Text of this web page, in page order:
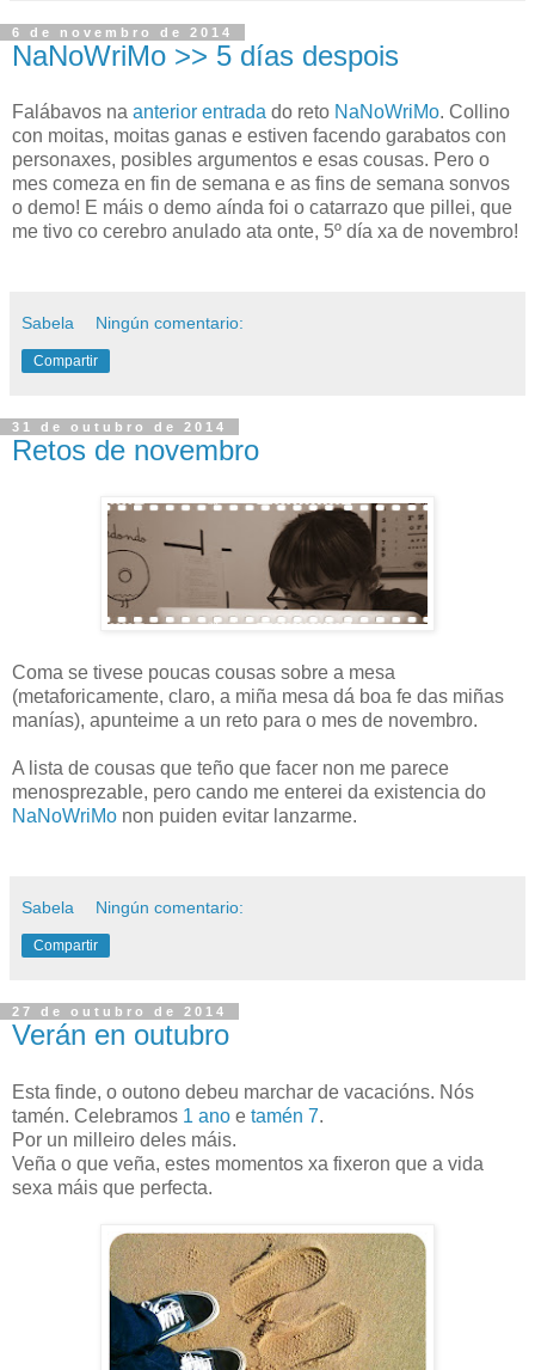
6 de novembro de 2014
NaNoWriMo >> 5 días despois
Falábavos na anterior entrada do reto NaNoWriMo. Collino
con moitas, moitas ganas e estiven facendo garabatos con
personaxes, posibles argumentos e esas cousas. Pero o
mes comeza en fin de semana e as fins de semana sonvos
o demo! E máis o demo aínda foi o catarrazo que pillei, que
me tivo co cerebro anulado ata onte, 5º día xa de novembro!
Sabela Ningún comentario:
Compartir
31 de outubro de 2014
Retos de novembro
Coma se tivese poucas cousas sobre a mesa
(metaforicamente, claro, a miña mesa dá boa fe das miñas
manías), apunteime a un reto para o mes de novembro.
A lista de cousas que teño que facer non me parece
menosprezable, pero cando me enterei da existencia do
NaNoWriMo non puiden evitar lanzarme.
Sabela Ningún comentario:
Compartir
27 de outubro de 2014
Verán en outubro
Esta finde, o outono debeu marchar de vacacións. Nós
tamén. Celebramos 1 ano e tamén 7.
Por un milleiro deles máis.
Veña o que veña, estes momentos xa fixeron que a vida
sexa máis que perfecta.